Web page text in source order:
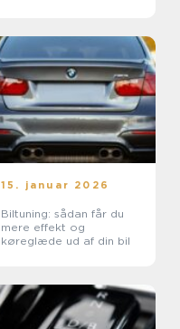
15. januar 2026
Biltuning: sådan får du
mere effekt og
køreglæde ud af din bil